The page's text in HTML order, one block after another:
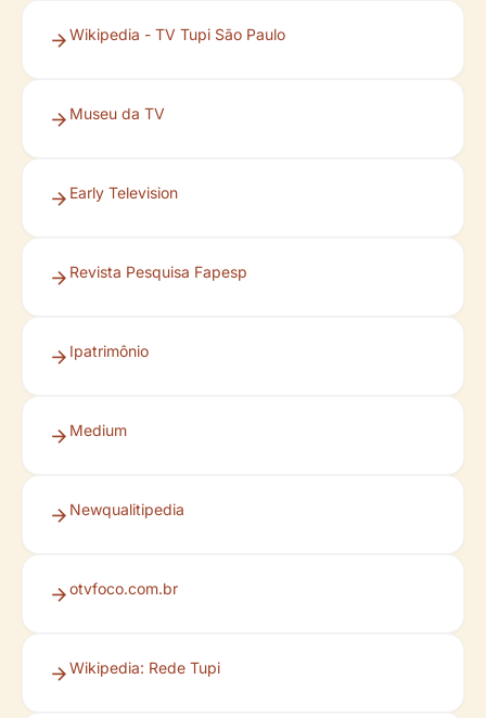
Wikipedia - TV Tupi São Paulo
Museu da TV
Early Television
Revista Pesquisa Fapesp
Ipatrimônio
Medium
Newqualitipedia
otvfoco.com.br
Wikipedia: Rede Tupi